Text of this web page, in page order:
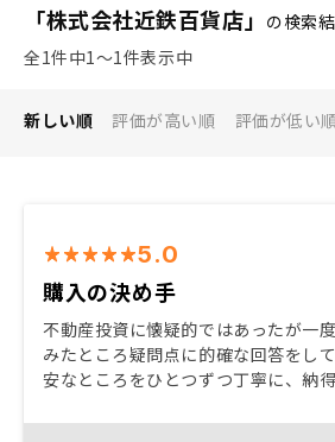
「株式会社近鉄百貨店」 の検索
全1件中1〜1件表示中
新しい順 評価が高い順 評価が低い
5.0
購入の決め手
不動産投資に懐疑的ではあったが一
みたところ疑問点に的確な回答をし
安なところをひとつずつ丁寧に、納
もらったことが最終的な決め手とな
資で悩んでたところでしたがリノシ